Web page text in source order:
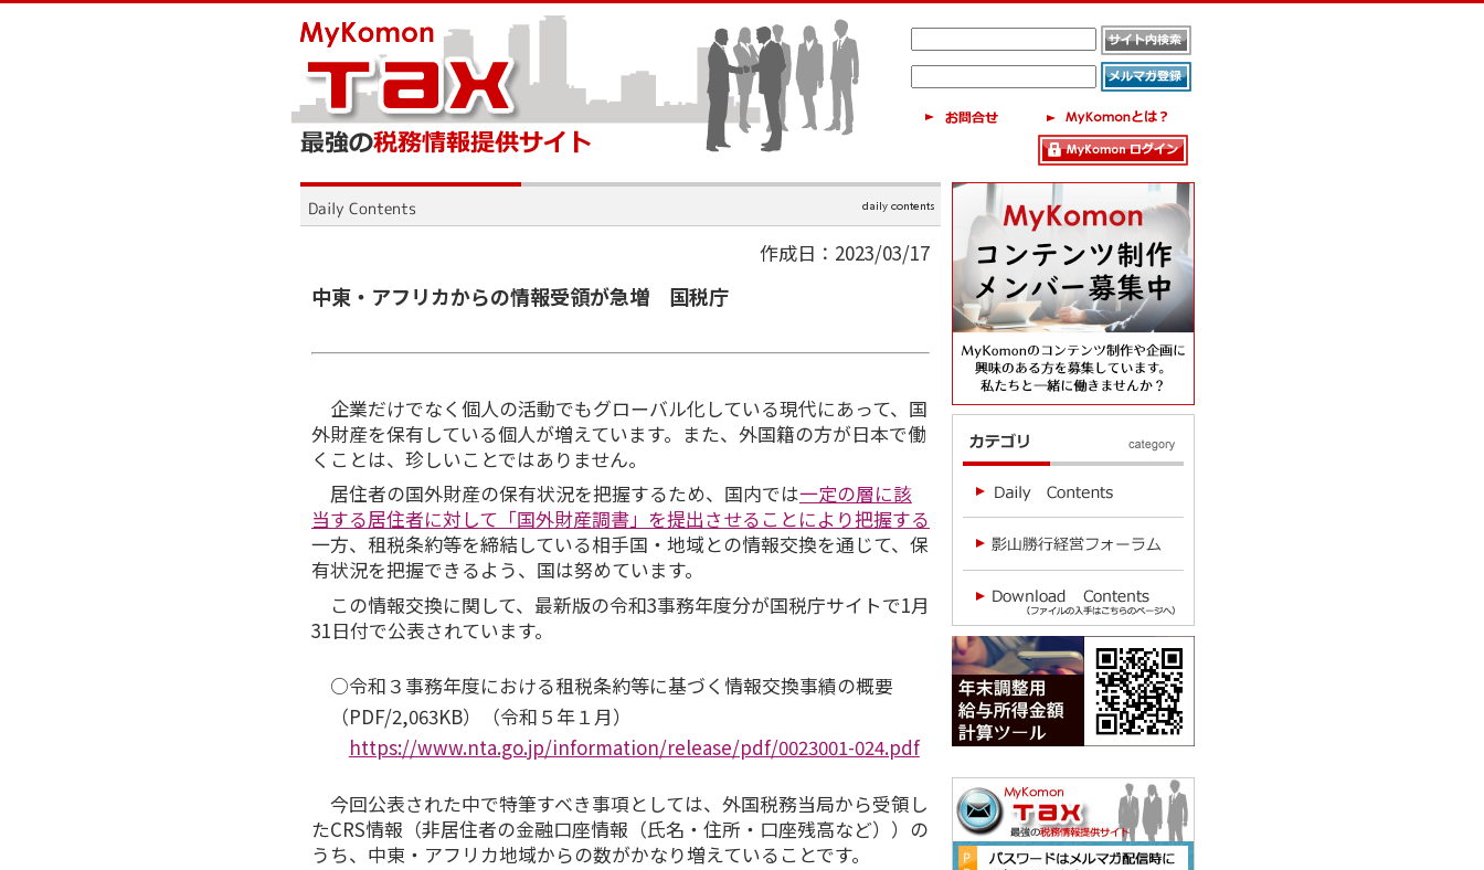
作成日：2023/03/17
中東・アフリカからの情報受領が急増 国税庁
企業だけでなく個人の活動でもグローバル化している現代にあって、国
外財産を保有している個人が増えています。また、外国籍の方が日本で働
くことは、珍しいことではありません。
居住者の国外財産の保有状況を把握するため、国内では一定の層に該
当する居住者に対して「国外財産調書」を提出させることにより把握する
一方、租税条約等を締結している相手国・地域との情報交換を通じて、保
有状況を把握できるよう、国は努めています。
この情報交換に関して、最新版の令和3事務年度分が国税庁サイトで1月
31日付で公表されています。
○令和３事務年度における租税条約等に基づく情報交換事績の概要
（PDF/2,063KB）（令和５年１月）
https://www.nta.go.jp/information/release/pdf/0023001-024.pdf
今回公表された中で特筆すべき事項としては、外国税務当局から受領し
たCRS情報（非居住者の金融口座情報（氏名・住所・口座残高など））の
うち、中東・アフリカ地域からの数がかなり増えていることです。